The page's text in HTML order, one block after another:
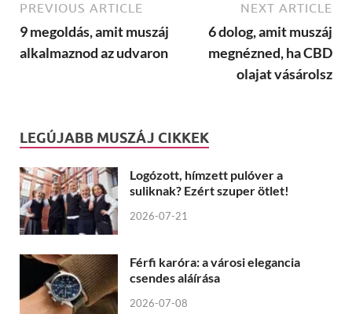
PREVIOUS ARTICLE
9 megoldás, amit muszáj
alkalmaznod az udvaron
NEXT ARTICLE
6 dolog, amit muszáj
megnézned, ha CBD
olajat vásárolsz
LEGÚJABB MUSZÁJ CIKKEK
Logózott, hímzett pulóver a
suliknak? Ezért szuper ötlet!
2026-07-21
Férfi karóra: a városi elegancia
csendes aláírása
2026-07-08